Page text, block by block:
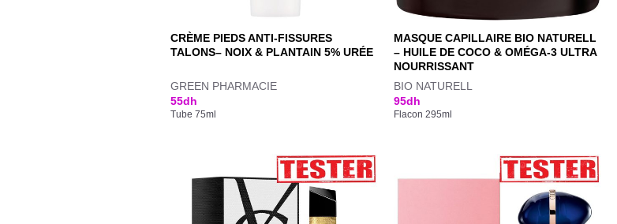
CRÈME PIEDS ANTI-FISSURES
TALONS– NOIX & PLANTAIN 5% URÉE
GREEN PHARMACIE
55dh
Tube 75ml
MASQUE CAPILLAIRE BIO NATURELL
– HUILE DE COCO & OMÉGA-3 ULTRA
NOURRISSANT
BIO NATURELL
95dh
Flacon 295ml